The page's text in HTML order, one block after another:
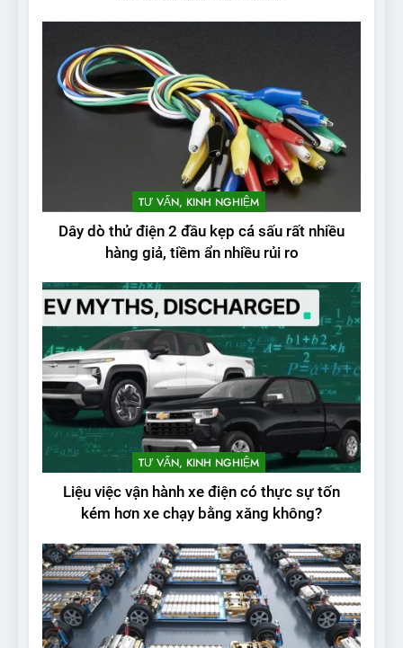
TƯ VẤN, KINH NGHIỆM
Dây dò thử điện 2 đầu kẹp cá sấu rất nhiều
hàng giả, tiềm ẩn nhiều rủi ro
TƯ VẤN, KINH NGHIỆM
Liệu việc vận hành xe điện có thực sự tốn
kém hơn xe chạy bằng xăng không?
2
Test quãng đường thực tế
bố từ nhà sản xuất
THỬ NGHIỆM PHẠM VI PIN
3
Thử nghiệm phạm vi thực tế
của Tesla Model 3 LR 2024
THỬ NGHIỆM PHẠM VI PIN